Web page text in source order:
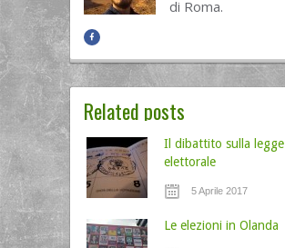
di Roma.
Related posts
Il dibattito sulla legge
elettorale
5 Aprile 2017
Le elezioni in Olanda